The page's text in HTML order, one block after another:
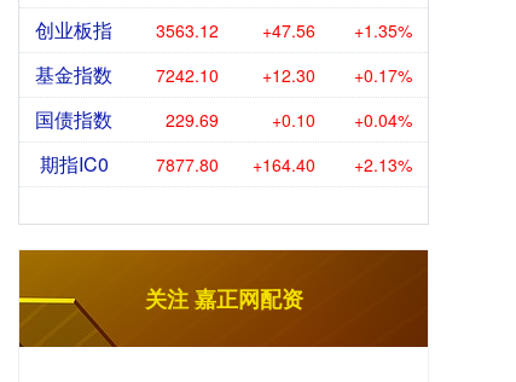
创业板指 3563.12 +47.56 +1.35%
基金指数 7242.10 +12.30 +0.17%
国债指数 229.69 +0.10 +0.04%
期指IC0 7877.80 +164.40 +2.13%
关注 嘉正网配资